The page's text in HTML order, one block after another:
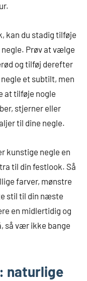
kan du stadig tilføje
Prøv at vælge
og tilføj derefter
et subtilt, men
at tilføje nogle
stjerner eller
til dine negle.
kunstige negle en
til din festlook. Så
farver, mønstre
stil til din næste
en midlertidig og
så vær ikke bange
naturlige